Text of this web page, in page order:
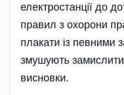
електростанції до
правил з охорони
плакати із певними
змушують
висновки.